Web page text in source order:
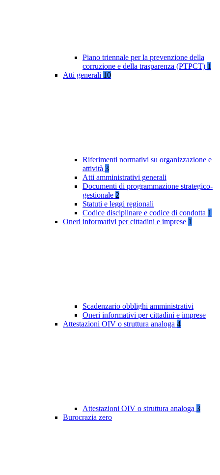
Piano triennale per la prevenzione della
corruzione e della trasparenza (PTPCT) 1
Atti generali 10
Riferimenti normativi su organizzazione e
attività 3
Atti amministrativi generali
Documenti di programmazione strategico-
gestionale 2
Statuti e leggi regionali
Codice disciplinare e codice di condotta 1
Oneri informativi per cittadini e imprese 1
Scadenzario obblighi amministrativi
Oneri informativi per cittadini e imprese
Attestazioni OIV o struttura analoga 4
Attestazioni OIV o struttura analoga 3
Burocrazia zero